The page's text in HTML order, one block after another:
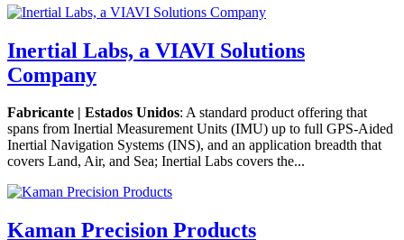
Inertial Labs, a VIAVI Solutions
Company
Fabricante | Estados Unidos: A standard product offering that
spans from Inertial Measurement Units (IMU) up to full GPS-Aided
Inertial Navigation Systems (INS), and an application breadth that
covers Land, Air, and Sea; Inertial Labs covers the...
Kaman Precision Products